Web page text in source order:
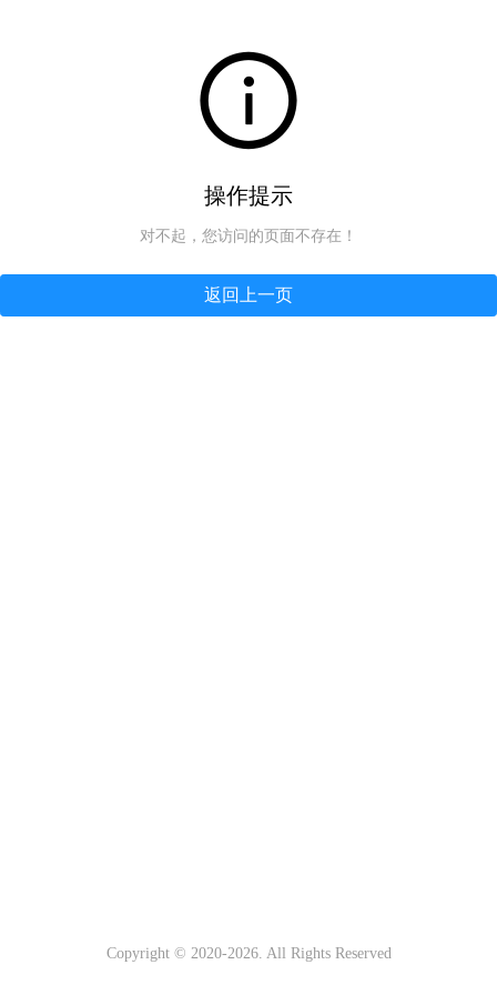
操作提示
对不起，您访问的页面不存在！
返回上一页
Copyright © 2020-2026. All Rights Reserved